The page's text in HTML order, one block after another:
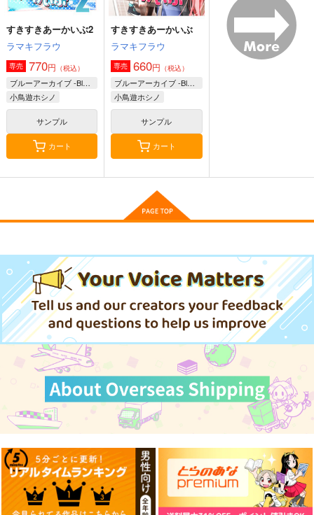
すきすきあーかいぶ2
ラマキフラウ
専売 770円 （税込）
ブルーアーカイブ -Blue Archive-
小鳥遊ホシノ
サンプル
カート
すきすきあーかいぶ
ラマキフラウ
専売 660円 （税込）
ブルーアーカイブ -Blue Archive-
小鳥遊ホシノ
サンプル
カート